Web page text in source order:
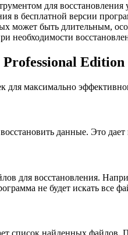
для
в бесплатной версии
может быть длительным,
необходимости
Edition
для максимально
данные. Это
для восстановления.
не будет искать все